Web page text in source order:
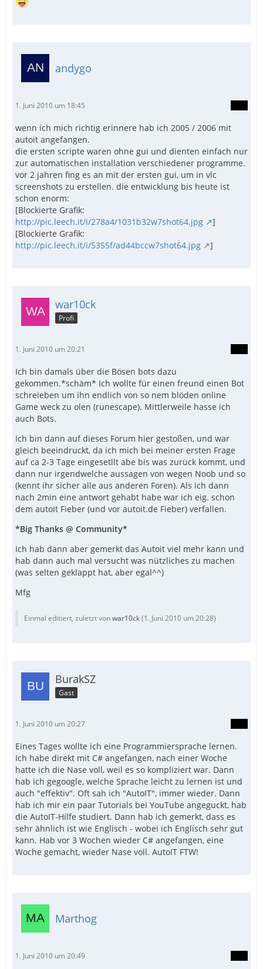
andygo
1. Juni 2010 um 18:45
wenn ich mich richtig erinnere hab ich 2005 / 2006 mit
autoit angefangen.
die ersten scripte waren ohne gui und dienten einfach nur
zur automatischen installation verschiedener programme.
vor 2 jahren fing es an mit der ersten gui, um in vlc
screenshots zu erstellen. die entwicklung bis heute ist
schon enorm:
[Blockierte Grafik:
http://pic.leech.it/i/278a4/1031b32w7shot64.jpg
]
[Blockierte Grafik:
http://pic.leech.it/i/5355f/ad44bccw7shot64.jpg
]
war10ck
Profi
1. Juni 2010 um 20:21
Ich bin damals über die Bösen bots dazu
gekommen.*schäm* Ich wollte für einen freund einen Bot
schreieben um ihn endlich von so nem blöden online
Game weck zu olen (runescape). Mittlerweile hasse ich
auch Bots.
Ich bin dann auf dieses Forum hier gestoßen, und war
gleich beeindruckt, da ich mich bei meiner ersten Frage
auf ca 2-3 Tage eingesetllt abe bis was zurück kommt, und
dann nur irgendwelche aussagen von wegen Noob und so
(kennt ihr sicher alle aus anderen Foren). Als ich dann
nach 2min eine antwort gehabt habe war ich eig. schon
dem autoit Fieber (und vor autoit.de Fieber) verfallen.
*Big Thanks @ Community*
Ich hab dann aber gemerkt das Autoit viel mehr kann und
hab dann auch mal versucht was nützliches zu machen
(was selten geklappt hat, aber egal^^)
Mfg
Einmal editiert, zuletzt vonwar10ck(1. Juni 2010 um 20:28)
BurakSZ
Gast
1. Juni 2010 um 20:27
Eines Tages wollte ich eine Programmiersprache lernen.
Ich habe direkt mit C# angefangen, nach einer Woche
hatte ich die Nase voll, weil es so kompliziert war. Dann
hab ich gegoogle, welche Sprache leicht zu lernen ist und
auch "effektiv". Oft sah ich "AutoIT", immer wieder. Dann
hab ich mir ein paar Tutorials bei YouTube angeguckt, hab
die AutoIT-Hilfe studiert. Dann hab ich gemerkt, dass es
sehr ähnlich ist wie Englisch - wobei ich Englisch sehr gut
kann. Hab vor 3 Wochen wieder C# angefangen, eine
Woche gemacht, wieder Nase voll. AutoIT FTW!
Marthog
1. Juni 2010 um 20:49